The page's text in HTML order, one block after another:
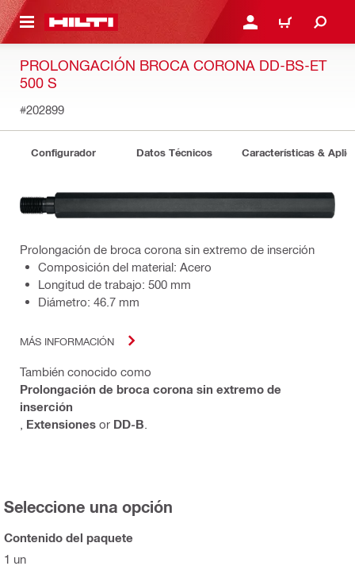
PRINCIPAL INICIE SESIÓN O
CARRITO
PROLONGACIÓN BROCA CORONA DD-BS-ET
500 S
#202899
Configurador Datos Técnicos Características &
Prolongación de broca corona sin extremo de inserción
Composición del material: Acero
Longitud de trabajo: 500 mm
Diámetro: 46.7 mm
MÁS INFORMACIÓN
También conocido como
Prolongación de broca corona sin extremo de
inserción
Extensiones or DD-B
Seleccione una opción
Contenido del paquete
1 un